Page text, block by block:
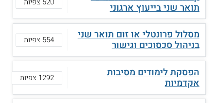
תואר שני בייעוץ ארגוני
מסלול פרונטלי או זום תואר שני
בניהול סכסוכים וגישור 554 צפיות
הפסקת לימודים מסיבות
אקדמיות 1292 צפיות